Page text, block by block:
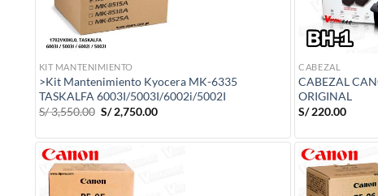
KIT MANTENIMIENTO
>Kit Mantenimiento Kyocera MK-6335
TASKALFA 6003I/5003I/6002i/5002I
S/3,550.00 El
precio
era:
S/2,750.00El
es:
CABEZAL
CABEZAL
ORIGINAL
S/220.00